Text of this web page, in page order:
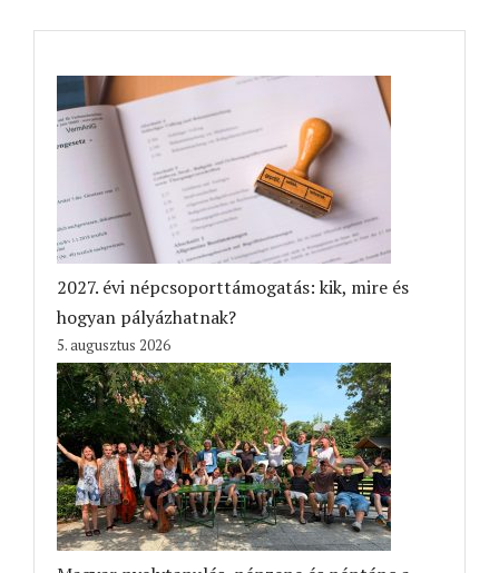
2027. évi népcsoporttámogatás: kik, mire és
hogyan pályázhatnak?
5. augusztus 2026